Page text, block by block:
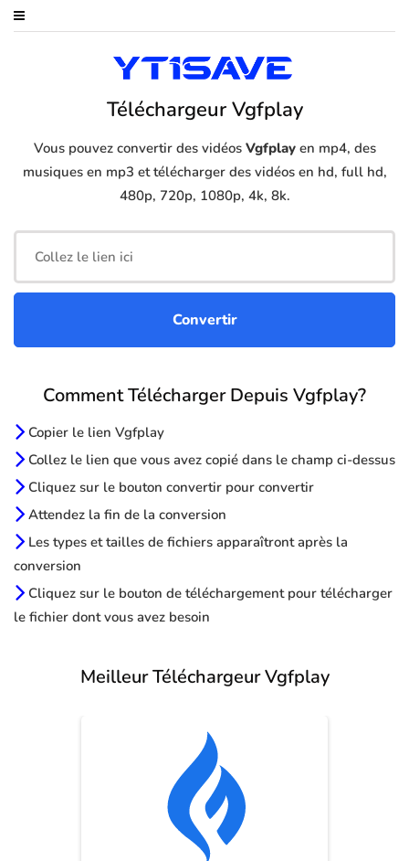
Téléchargeur Vgfplay
Vous pouvez convertir des vidéos Vgfplayen mp4, des
musiques en mp3 et télécharger des vidéos en hd, full hd,
480p, 720p, 1080p, 4k, 8k.
Comment Télécharger Depuis Vgfplay?
Copier le lien Vgfplay
Collez le lien que vous avez copié dans le champ ci-dessus
Cliquez sur le bouton convertir pour convertir
Attendez la fin de la conversion
Les types et tailles de fichiers apparaîtront après la
conversion
Cliquez sur le bouton de téléchargement pour télécharger
le fichier dont vous avez besoin
Meilleur Téléchargeur Vgfplay